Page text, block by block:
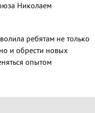
Николаем
ребятам не только
и обрести новых
опытом